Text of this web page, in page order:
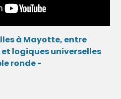
à Mayotte, entre
logiques universelles
ronde -